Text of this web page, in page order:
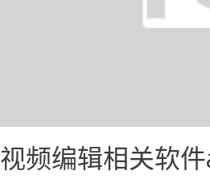
视频编辑相关软